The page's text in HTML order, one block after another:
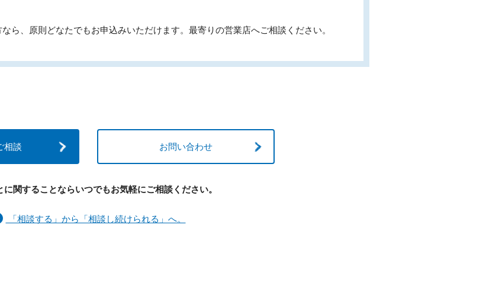
ら、原則どなたでもお申込みいただけます。最寄りの営業店へご相談ください。
相談 お問い合わせ
に関することならいつでもお気軽にご相談ください。
「相談する」から「相談し続けられる」へ。